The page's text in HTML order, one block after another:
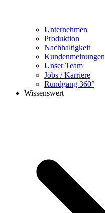
Unternehmen
Produktion
Nachhaltigkeit
Kundenmeinungen
Unser Team
Jobs / Karriere
Rundgang 360°
Wissenswert